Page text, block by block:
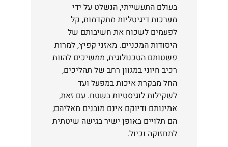
בעולם התעשייתי, הנשלט על ידי
מערכות דיגיטליות מתקדמות, קל
לפעמים לשכוח את חשיבותם של
היסודות המכניים. מאזני קפיץ, למרות
פשטותם הטכנולוגית, ממשיכים להוות
רכיב חיוני במגוון רחב של תהליכים,
החל מבקרת איכות במפעל ועד
לשקילות לוגיסטיות בשטח. עם זאת,
אמינותם ודיוקם אינם מובנים מאליהם;
הם תלויים באופן ישיר בגישה שיטתית
לתחזוקה וכיול.